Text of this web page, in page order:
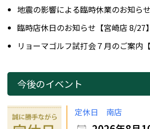
地震の影響による臨時休業のお知ら
臨時店休日のお知らせ【宮崎店 8/27】
リョーマゴルフ試打会７月のご案内
今後のイベント
定休日 南店